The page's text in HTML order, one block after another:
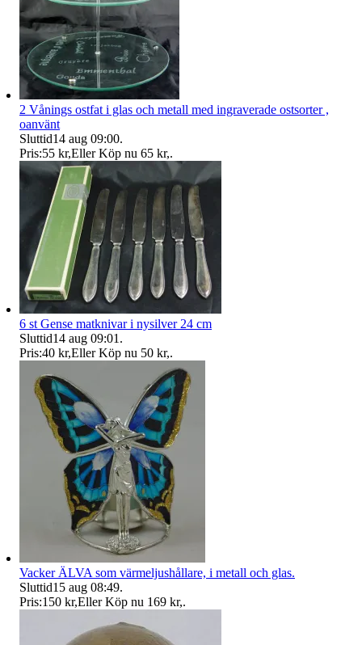
2 Vånings ostfat i glas och metall med ingraverade ostsorter ,
oanvänt
Sluttid14 aug 09:00.
Pris:55 kr,Eller Köp nu 65 kr,.
6 st Gense matknivar i nysilver 24 cm
Sluttid14 aug 09:01 .
Pris:40 kr,Eller Köp nu 50 kr,.
Vacker ÄLVA som värmeljushållare, i metall och glas.
Sluttid15 aug 08:49.
Pris:150 kr,Eller Köp nu 169 kr,.